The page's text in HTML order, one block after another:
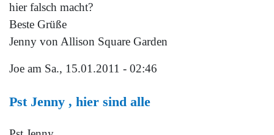
hier falsch macht?
Beste Grüße
Jenny von Allison Square Garden
Joe am Sa., 15.01.2011 - 02:46
Pst Jenny , hier sind alle